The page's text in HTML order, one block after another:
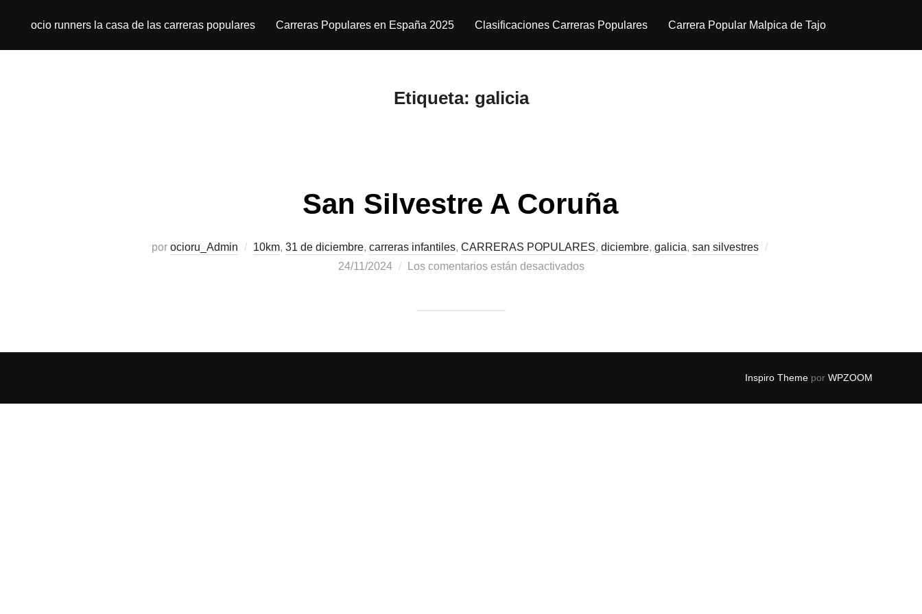
ocio runners la casa de las carreras populares Carreras Populares en España 2025 Clasificaciones Carreras Populares Carrera Popular Malpica de Tajo
Etiqueta: galicia
San Silvestre A Coruña
por ocioru_Admin 10km, 31 de diciembre, carreras infantiles, CARRERAS POPULARES, diciembre, galicia, san silvestres
24/11/2024
Los comentarios están desactivados
Inspiro Theme por WPZOOM